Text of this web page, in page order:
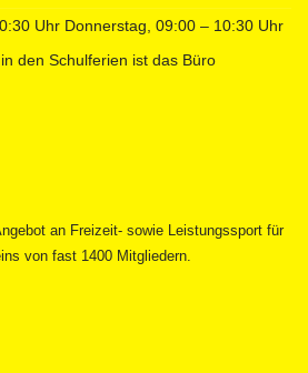
Uhr Donnerstag, 09:00 – 10:30 Uhr
den Schulferien ist das Büro
an Freizeit- sowie Leistungssport für
von fast 1400 Mitgliedern.